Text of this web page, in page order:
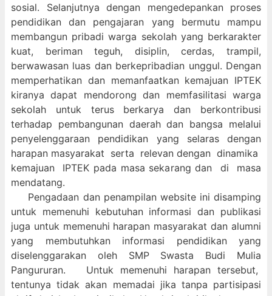
sosial. Selanjutnya dengan mengedepankan proses
pendidikan dan pengajaran yang bermutu mampu
membangun pribadi warga sekolah yang berkarakter
kuat, beriman teguh, disiplin, cerdas, trampil,
berwawasan luas dan berkepribadian unggul. Dengan
memperhatikan dan memanfaatkan kemajuan IPTEK
kiranya dapat mendorong dan memfasilitasi warga
sekolah untuk terus berkarya dan berkontribusi
terhadap pembangunan daerah dan bangsa melalui
penyelenggaraan pendidikan yang selaras dengan
harapan masyarakat serta relevan dengan dinamika
kemajuan IPTEK pada masa sekarang dan di masa
mendatang.
Pengadaan dan penampilan website ini disamping
untuk memenuhi kebutuhan informasi dan publikasi
juga untuk memenuhi harapan masyarakat dan alumni
yang membutuhkan informasi pendidikan yang
diselenggarakan oleh SMP Swasta Budi Mulia
Pangururan. Untuk memenuhi harapan tersebut,
tentunya tidak akan memadai jika tanpa partisipasi